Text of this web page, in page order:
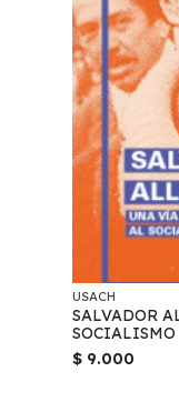
USACH
SALVADOR
SOCIALISMO
$ 9.000